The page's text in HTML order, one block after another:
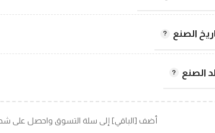
الصنع
الصنع
أضف [الباقي] إلى سلة التسوق واحصل على